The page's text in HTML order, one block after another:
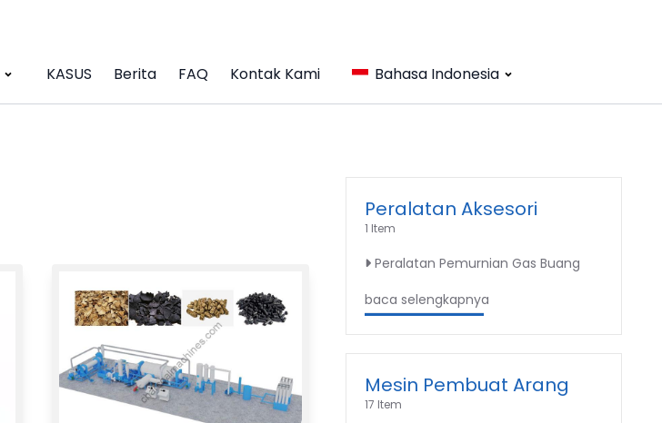
KASUS Berita FAQ Kontak Kami Bahasa Indonesia
Peralatan Aksesori
1 Item
Peralatan Pemurnian Gas Buang
baca selengkapnya
Mesin Pembuat Arang
17 Item